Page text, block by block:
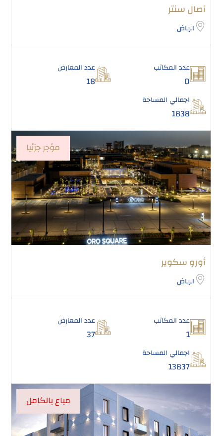
آصال سنتر
الرياض
عدد المكاتب
0
عدد المعارض
18
اجمالي المساحة
1838
مؤجر جزئيا
أورو سكوير
الرياض
عدد المكاتب
1
عدد المعارض
37
اجمالي المساحة
13837
مباع بالكامل